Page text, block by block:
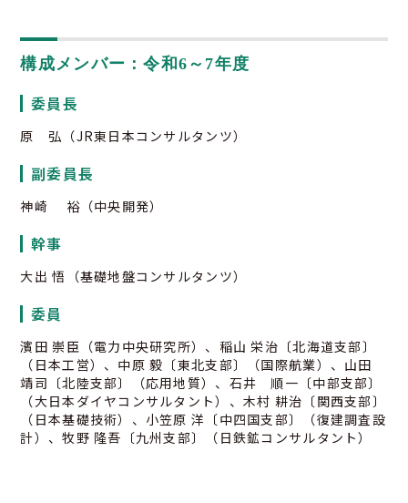
03-3259-8232
構成メンバー：令和6～7年度
委員長
原 弘（JR東日本コンサルタンツ）
副委員長
神崎 裕（中央開発）
幹事
大出 悟（基礎地盤コンサルタンツ）
委員
濱田 崇臣（電力中央研究所）、稲山 栄治〔北海道支部〕
（日本工営）、中原 毅〔東北支部〕（国際航業）、山田
靖司〔北陸支部〕（応用地質）、石井 順一〔中部支部〕
（大日本ダイヤコンサルタント）、木村 耕治〔関西支部〕
（日本基礎技術）、小笠原 洋〔中四国支部〕（復建調査設
計）、牧野 隆吾〔九州支部〕（日鉄鉱コンサルタント）